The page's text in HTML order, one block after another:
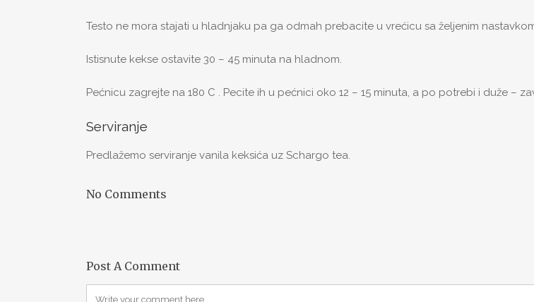
Testo ne mora stajati u hladnjaku pa ga odmah prebacite u vrećicu sa željenim
Istisnute kekse ostavite 30 – 45 minuta na hladnom.
Pećnicu zagrejte na 180 C . Pecite ih u pećnici oko 12 – 15 minuta, a po potrebi i duže –
Serviranje
Predlažemo serviranje vanila keksića uz Schargo tea.
No Comments
Post A Comment